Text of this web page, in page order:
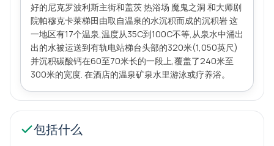
好的尼克罗波利斯主街和盖茨 热浴场 魔鬼之洞 和大师剧
院帕穆克卡莱梯田由取自温泉的水沉积而成的沉积岩 这
一地区有17个温泉,温度从35C到100C不等,从泉水中涌出
出的水被运送到有轨电站梯台头部的320米(1,050英尺)
并沉积碳酸钙在60至70米长的一段上,覆盖了240米至
300米的宽度. 在酒店的温泉矿泉水里游泳或疗养浴。
包括什么